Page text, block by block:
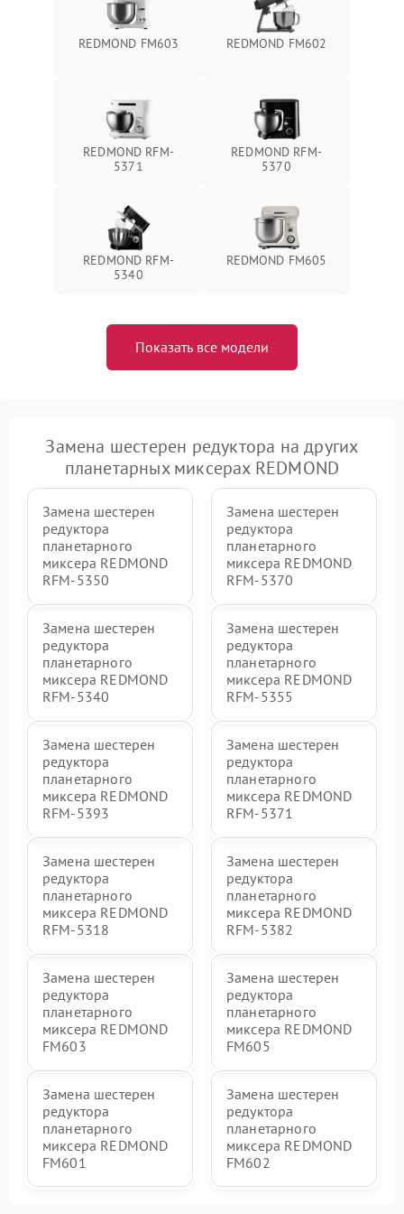
REDMOND FM603 REDMOND FM602
REDMOND RFM-
5371
REDMOND RFM-
5370
REDMOND RFM-
5340
REDMOND FM605
Показать все модели
Замена шестерен редуктора на других
планетарных миксерах REDMOND
Замена шестерен
редуктора
планетарного
миксера REDMOND
RFM-5350
Замена шестерен
редуктора
планетарного
миксера REDMOND
RFM-5370
Замена шестерен
редуктора
планетарного
миксера REDMOND
RFM-5340
Замена шестерен
редуктора
планетарного
миксера REDMOND
RFM-5355
Замена шестерен
редуктора
планетарного
миксера REDMOND
RFM-5393
Замена шестерен
редуктора
планетарного
миксера REDMOND
RFM-5371
Замена шестерен
редуктора
планетарного
миксера REDMOND
RFM-5318
Замена шестерен
редуктора
планетарного
миксера REDMOND
RFM-5382
Замена шестерен
редуктора
планетарного
миксера REDMOND
FM603
Замена шестерен
редуктора
планетарного
миксера REDMOND
FM605
Замена шестерен
редуктора
планетарного
миксера REDMOND
FM601
Замена шестерен
редуктора
планетарного
миксера REDMOND
FM602